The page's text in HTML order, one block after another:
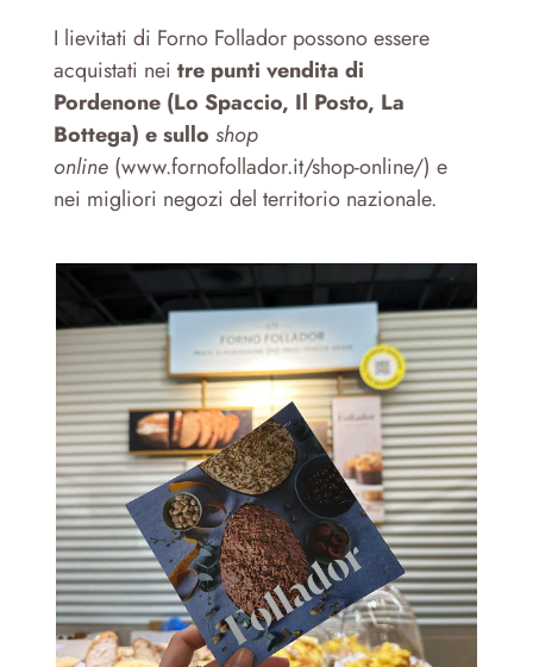
I lievitati di Forno Follador possono essere
acquistati nei tre punti vendita di
Pordenone (Lo Spaccio, Il Posto, La
Bottega) e sullo shop
online(www.fornofollador.it/shop-online/) e
nei migliori negozi del territorio nazionale.